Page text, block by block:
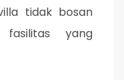
tidak bosan
yang